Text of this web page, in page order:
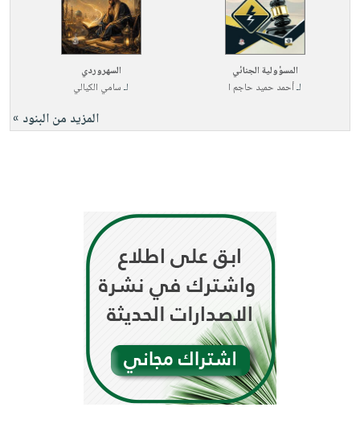
المسؤولية الجنائي
لـأحمد حميد حاجم ا
السهروردي
لـسامي الكيالي
المزيد من البنود »